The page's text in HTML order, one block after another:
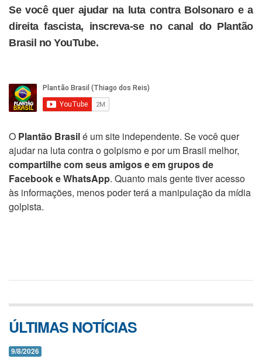
Se você quer ajudar na luta contra Bolsonaro e a
direita fascista, inscreva-se no canal do Plantão
Brasil no YouTube.
O Plantão Brasilé um site independente. Se você quer
ajudar na luta contra o golpismo e por um Brasil melhor,
compartilhe com seus amigos e em grupos de
Facebook e WhatsApp. Quanto mais gente tiver acesso
às informações, menos poder terá a manipulação da mídia
golpista.
ÚLTIMAS NOTÍCIAS
9/8/2026